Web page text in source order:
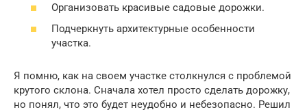
Организовать красивые садовые дорожки.
Подчеркнуть архитектурные особенности
участка.
Я помню, как на своем участке столкнулся с проблемой
крутого склона. Сначала хотел просто сделать дорожку,
но понял, что это будет неудобно и небезопасно. Решил